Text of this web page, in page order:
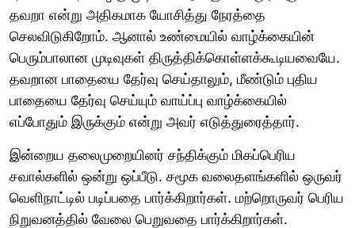
தவறா என்று அதிகமாக யோசித்து நேரத்தை
செலவிடுகிறோம். ஆனால் உண்மையில் வாழ்க்கையின்
பெரும்பாலான முடிவுகள் திருத்திக்கொள்ளக்கூடியவையே.
தவறான பாதையை தேர்வு செய்தாலும், மீண்டும் புதிய
பாதையை தேர்வு செய்யும் வாய்ப்பு வாழ்க்கையில்
எப்போதும் இருக்கும் என்று அவர் எடுத்துரைத்தார்.
இன்றைய தலைமுறையினர் சந்திக்கும் மிகப்பெரிய
சவால்களில் ஒன்று ஒப்பீடு. சமூக வலைதளங்களில் ஒருவர்
வெளிநாட்டில் படிப்பதை பார்க்கிறார்கள். மற்றொருவர் பெரிய
நிறுவனத்தில் வேலை பெறுவதை பார்க்கிறார்கள்.